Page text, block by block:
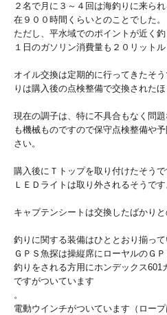
２名で月に３～４回は海釣りに来ら
在９００時間くらいとのことでした。
ただし、平水域でのポイントが近く
１日のガソリン消費量も２０リットル
オイル交換は定期的に行ってきたそ
りは購入後の点検整備で交換されたほ
現在の調子は、特に不具合もなく問
も機械ものですので保守点検整備や
さい。
購入後にＴトップを取り付けたそう
ＬＥＤライトは取り外されるそうです
キャプテンシートは交換したばかりと
釣りに関する装備はひととおり揃って
ＧＰＳ魚探は操縦席にローヤルのＧ
釣りをされる方用にホンデックス601
ですがついています
。
電動ウインチがついています（ロープ